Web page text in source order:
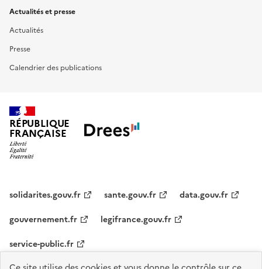
Actualités et presse
Actualités
Presse
Calendrier des publications
RÉPUBLIQUE
FRANÇAISE
solidarites.gouv.fr sante.gouv.fr
data.gouv.fr
gouvernement.fr
legifrance.gouv.fr
service-public.fr